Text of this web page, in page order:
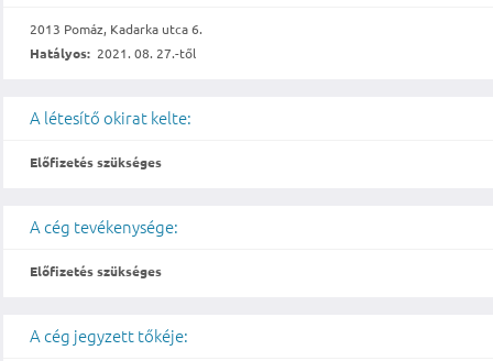
2013 Pomáz, Kadarka utca 6.
Hatályos: 2021. 08. 27.-től
A létesítő okirat kelte:
Előfizetés szükséges
A cég tevékenysége:
Előfizetés szükséges
A cég jegyzett tőkéje: